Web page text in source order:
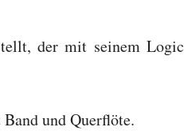
der mit seinem Logic
und Querflöte.